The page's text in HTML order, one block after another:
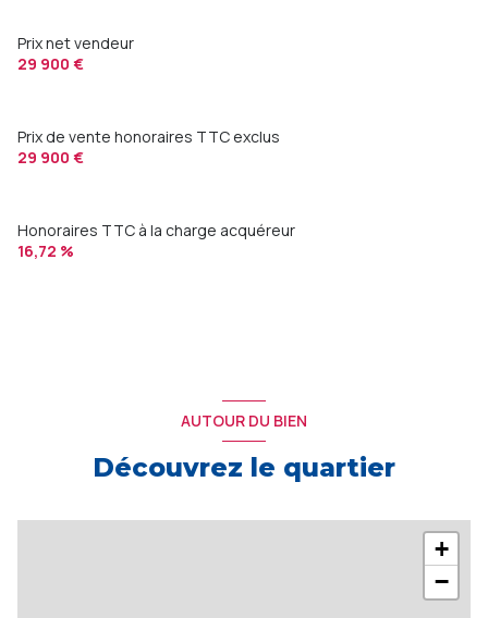
Prix net vendeur
29 900 €
Prix de vente honoraires TTC exclus
29 900 €
Honoraires TTC à la charge acquéreur
16,72 %
AUTOUR DU BIEN
Découvrez le quartier
+
−